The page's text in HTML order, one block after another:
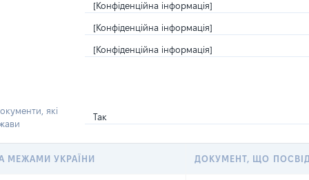
[Конфіденційна інформація]
[Конфіденційна інформація]
[Конфіденційна інформація]
які
Так
МЕЖАМИ УКРАЇНИ ДОКУМЕНТ, ЩО